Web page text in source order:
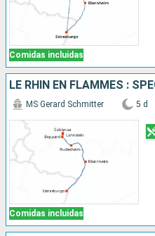
Comidas incluidas
Comidas incluidas
MS Gerard Schmitter 5 d